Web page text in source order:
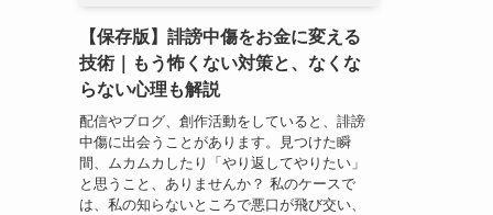
【保存版】誹謗中傷をお金に変える
技術｜もう怖くない対策と、なくな
らない心理も解説
配信やブログ、創作活動をしていると、誹謗
中傷に出会うことがあります。見つけた瞬
間、ムカムカしたり「やり返してやりたい」
と思うこと、ありませんか？ 私のケースで
は、私の知らないところで悪口が飛び交い、